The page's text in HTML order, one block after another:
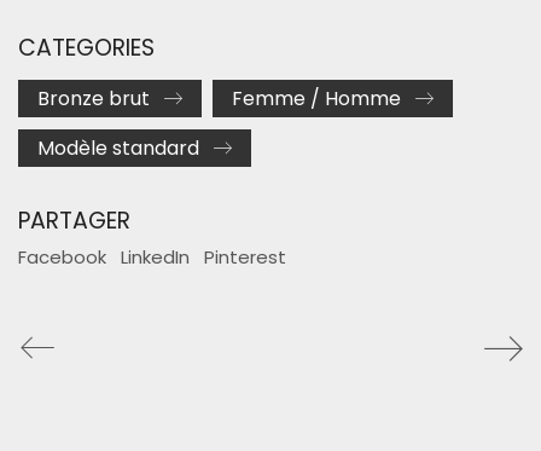
CATEGORIES
Bronze brut
Femme / Homme
Modèle standard
PARTAGER
Facebook LinkedIn Pinterest